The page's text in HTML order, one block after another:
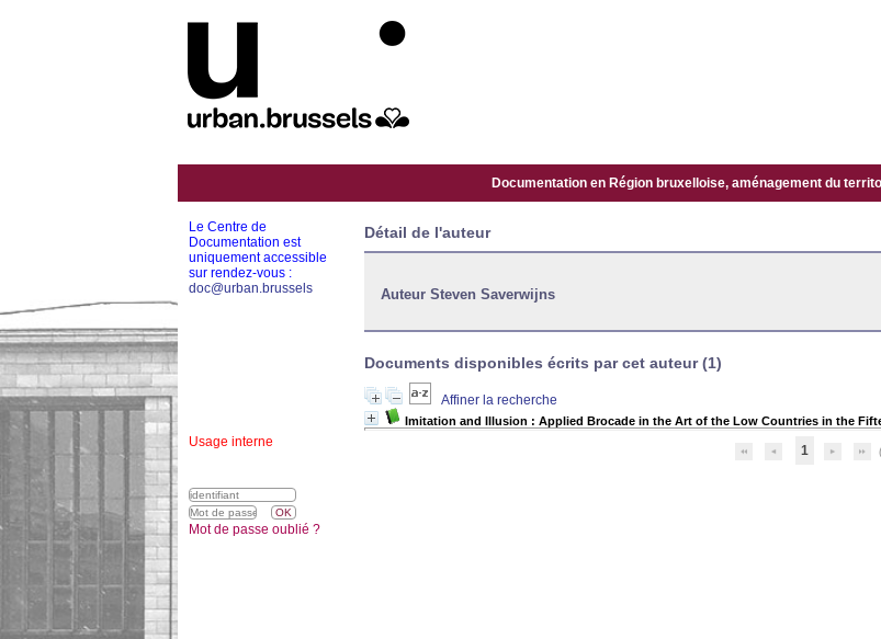
Documentation en Région bruxelloise, aménagement du
Détail de l'auteur
Auteur Steven Saverwijns
Documents disponibles écrits par cet auteur (1)
Affiner la recherche
Imitation and Illusion : Applied Brocade in the Art of the Low Countries in the
1
Le Centre de
Documentation est
uniquement accessible
sur rendez-vous :
doc@urban.brussels
Usage interne
Mot de passe oublié ?